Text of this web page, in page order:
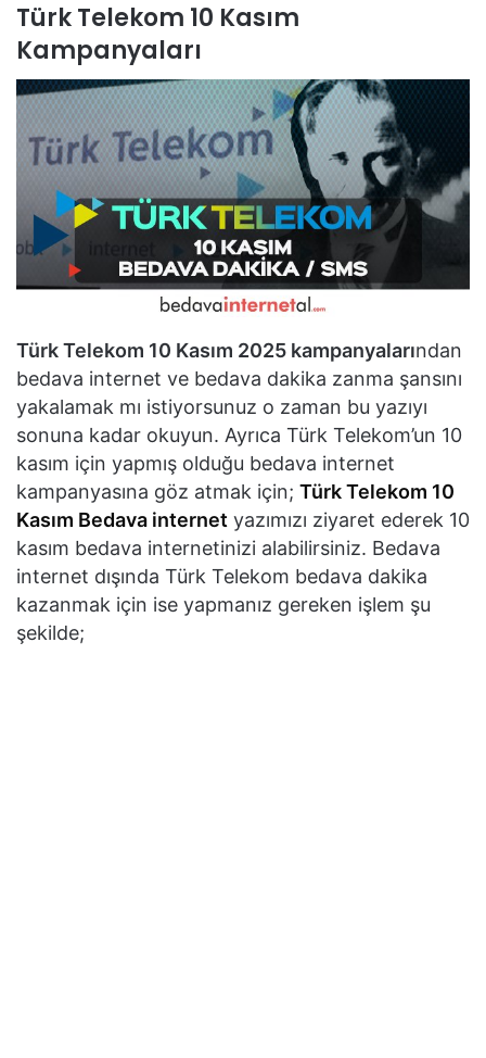
Türk Telekom 10 Kasım
Kampanyaları
Türk Telekom 10 Kasım 2025 kampanyalarından
bedava internet ve bedava dakika zanma şansını
yakalamak mı istiyorsunuz o zaman bu yazıyı
sonuna kadar okuyun. Ayrıca Türk Telekom’un 10
kasım için yapmış olduğu bedava internet
kampanyasına göz atmak için; Türk Telekom 10
Kasım Bedava internet yazımızı ziyaret ederek 10
kasım bedava internetinizi alabilirsiniz. Bedava
internet dışında Türk Telekom bedava dakika
kazanmak için ise yapmanız gereken işlem şu
şekilde;